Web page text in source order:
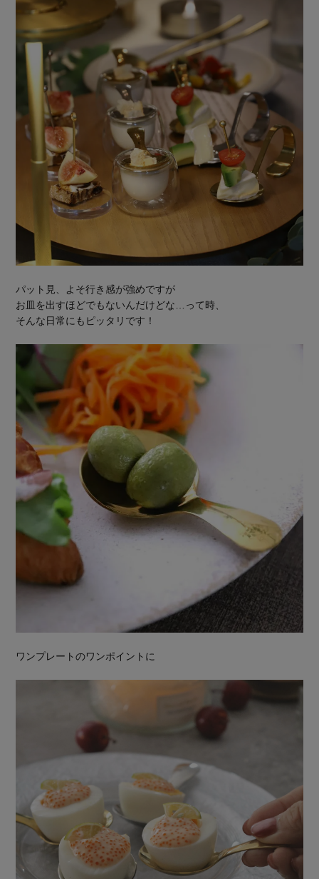
パット見、よそ行き感が強めですが
お皿を出すほどでもないんだけどな…って時、
そんな日常にもピッタリです！
ワンプレートのワンポイントに